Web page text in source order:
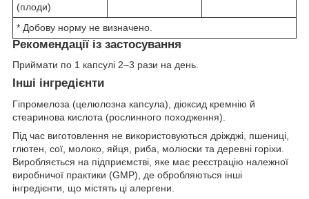
(плоди)
* Добову норму не визначено.
Рекомендації із застосування
Приймати по 1 капсулі 2–3 рази на день.
Інші інгредієнти
Гіпромелоза (целюлозна капсула), діоксид кремнію й
стеаринова кислота (рослинного походження).
Під час виготовлення не використовуються дріжджі, пшениці,
глютен, сої, молоко, яйця, риба, молюски та деревні горіхи.
Виробляється на підприємстві, яке має реєстрацію належної
виробничої практики (GMP), де обробляються інші
інгредієнти, що містять ці алергени.